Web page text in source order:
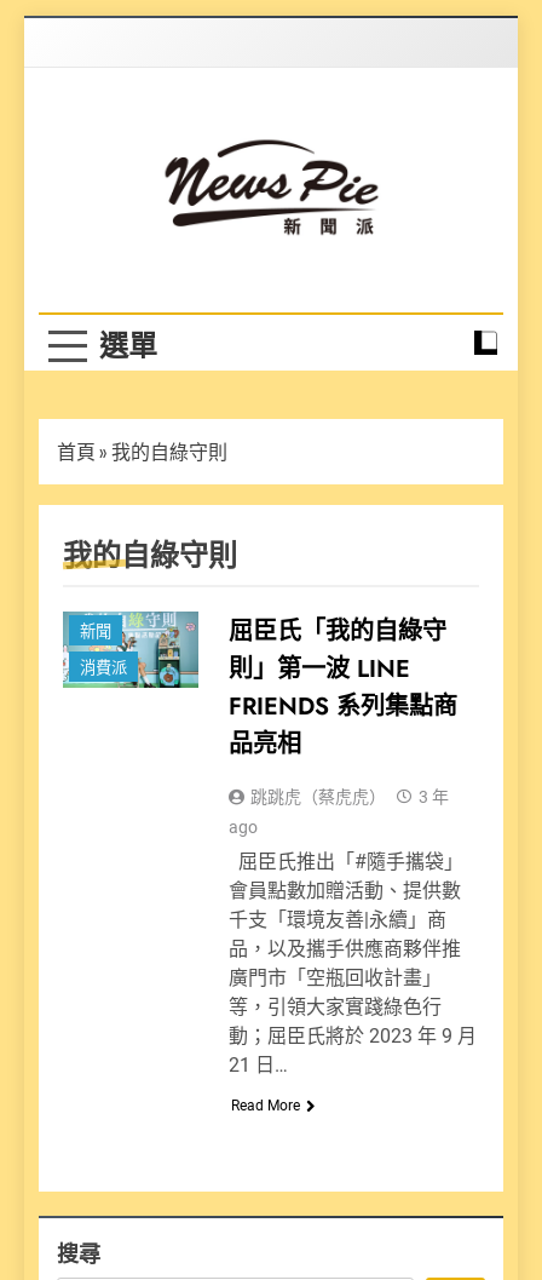
首頁 » 我的自綠守則
我的自綠守則
新聞
消費派
屈臣氏「我的自綠守
則」第一波 LINE
FRIENDS 系列集點商
品亮相
跳跳虎（蔡虎虎）
3 年
ago
屈臣氏推出「#隨手攜袋」
會員點數加贈活動、提供數
千支「環境友善|永續」商
品，以及攜手供應商夥伴推
廣門市「空瓶回收計畫」
等，引領大家實踐綠色行
動；屈臣氏將於 2023 年 9 月
21 日…
Read More
搜尋